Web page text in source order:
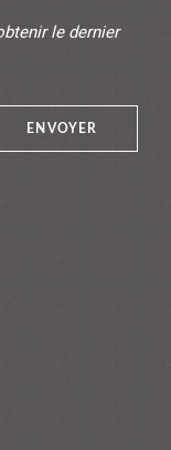
le dernier
ENVOYER